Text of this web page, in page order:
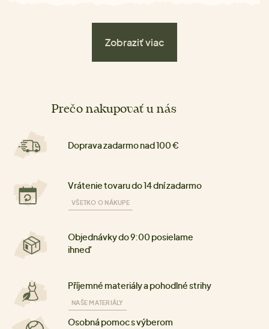
Zobraziť viac
Prečo nakupovať u nás
Doprava zadarmo nad 100 €
Vrátenie tovaru do 14 dní zadarmo
VŠETKO O NÁKUPE
Objednávky do 9:00 posielame
ihneď
Příjemné materiály a pohodlné strihy
NAŠE MATERIÁLY
Osobná pomoc s výberom